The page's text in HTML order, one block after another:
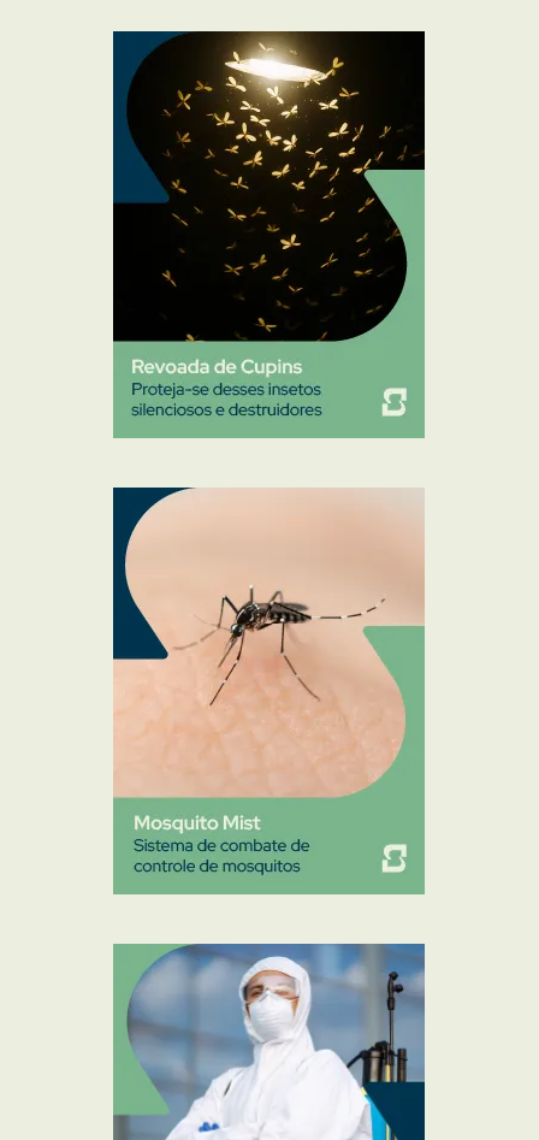
Mosquito Mist
Mosquitos
Percevejo de Cama
Pulgas e Carrapatos
Ratos
Sanitização
Traças